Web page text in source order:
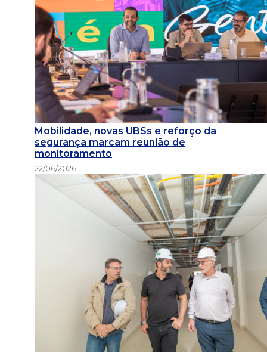
Mobilidade, novas UBSs e reforço da
segurança marcam reunião de
monitoramento
22/06/2026